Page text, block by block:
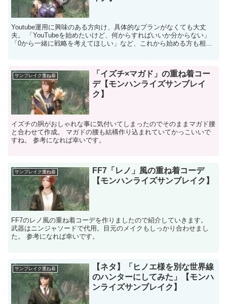
Youtube運用に興味のある方向け、具体的なプランがなくても大丈
夫。 「YouTubeを始めたいけど、何からすればいいか分からない」
「0から一緒に戦略を考えてほしい」など、これから始める方も相談
サンブレイク重ね着
「イズチ×マガド」の重ね着コー
デ【モンハンライズサンブレイ
ク】
イズチの胴がおしゃれな事に気付いてしまったのでそのままマガド腰
と合わせて作成。 マガドの腰も結構作り込まれていてかっこいいで
すね。 参考になれば幸いです。
サンブレイク重ね着
FF7「レノ」風の重ね着コーデ
【モンハンライズサンブレイク】
FF7のレノ風の重ね着コーデを作りましたので紹介していきます。
武器はニンジャソードで代用。目元のメイクもしっかり合わせまし
た。 参考になれば幸いです。
サンブレイク重ね着
【ネタ】「ヒノエ様を別な世界線
のハンターにしてみた」【モンハ
ンライズサンブレイク】